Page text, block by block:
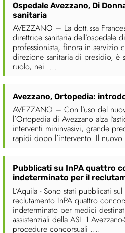
Ospedale Avezzano, Di
sanitaria
AVEZZANO – La dott.ssa
direttrice sanitaria dell’ospedale
professionista, finora in servizio
direzione sanitaria di presidio, è
ruolo, nei ....
Avezzano, Ortopedia:
AVEZZANO – Con l’uso del
l’Ortopedia di Avezzano alza
interventi mininvasivi, grande
rapidi dopo l’intervento. Il
Pubblicati su InPA quattro
indeterminato per il
L’Aquila - Sono stati pubblicati
reclutamento InPA quattro
indeterminato per medici
assistenziali della ASL 1
procedure concorsuali ....